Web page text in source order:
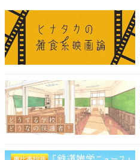
こちらもおすすめ
「親の七光り」
み」を抑えた1位